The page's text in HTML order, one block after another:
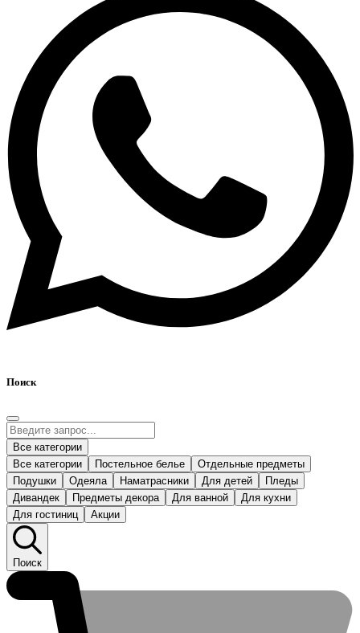
Поиск
Все категории
Все категории
Постельное белье
Отдельные предметы
Подушки
Одеяла Наматрасники Для детей
Пледы
Дивандек
Предметы декора Для ванной
Для кухни
Для гостиниц
Акции
Поиск